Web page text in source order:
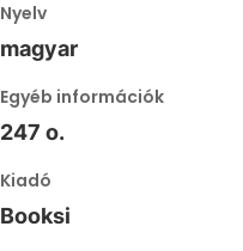
Nyelv
magyar
Egyéb információk
247 o.
Kiadó
Booksi